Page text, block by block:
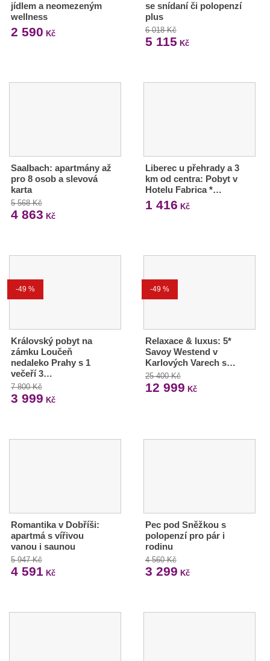
jídlem a neomezeným
wellness
2 590 Kč
se snídaní či polopenzí
plus
6 018 Kč
5 115 Kč
Saalbach: apartmány až
pro 8 osob a slevová
karta
5 568 Kč
4 863 Kč
Liberec u přehrady a 3
km od centra: Pobyt v
Hotelu Fabrica *…
1 416 Kč
-49 %
Královský pobyt na
zámku Loučeň
nedaleko Prahy s 1
večeří 3…
7 800 Kč
3 999 Kč
-49 %
Relaxace & luxus: 5*
Savoy Westend v
Karlových Varech s…
25 400 Kč
12 999 Kč
Romantika v Dobříši:
apartmá s vířivou
vanou i saunou
5 947 Kč
4 591 Kč
Pec pod Sněžkou s
polopenzí pro pár i
rodinu
4 560 Kč
3 299 Kč